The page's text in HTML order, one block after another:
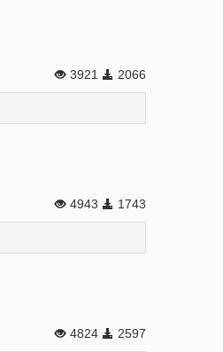
3921 2066
4943 1743
4824 2597